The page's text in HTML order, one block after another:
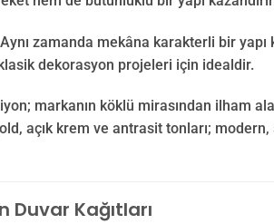
zamanda mekâna karakterli bir yapı
dekorasyon projeleri için idealdir.
markanın köklü mirasından ilham
açık krem ve antrasit tonları;
Kağıtları